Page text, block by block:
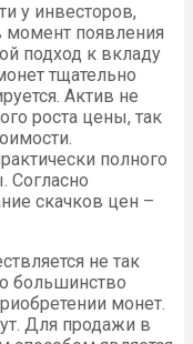
у инвесторов,
момент появления
подход к вкладу
тщательно
Актив не
роста цены, так
полного
Согласно
скачков цен –
не так
большинство
монет.
Для продажи в